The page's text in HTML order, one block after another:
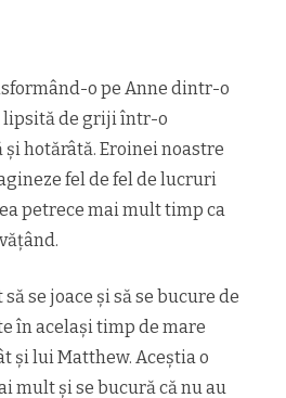
o pe Anne dintr-o
lipsită de griji într-o
hotărâtă. Eroinei noastre
fel de fel de lucruri
petrece mai mult timp ca
se joace și să se bucure de
în același timp de mare
și lui Matthew. Aceștia o
mult și se bucură că nu au